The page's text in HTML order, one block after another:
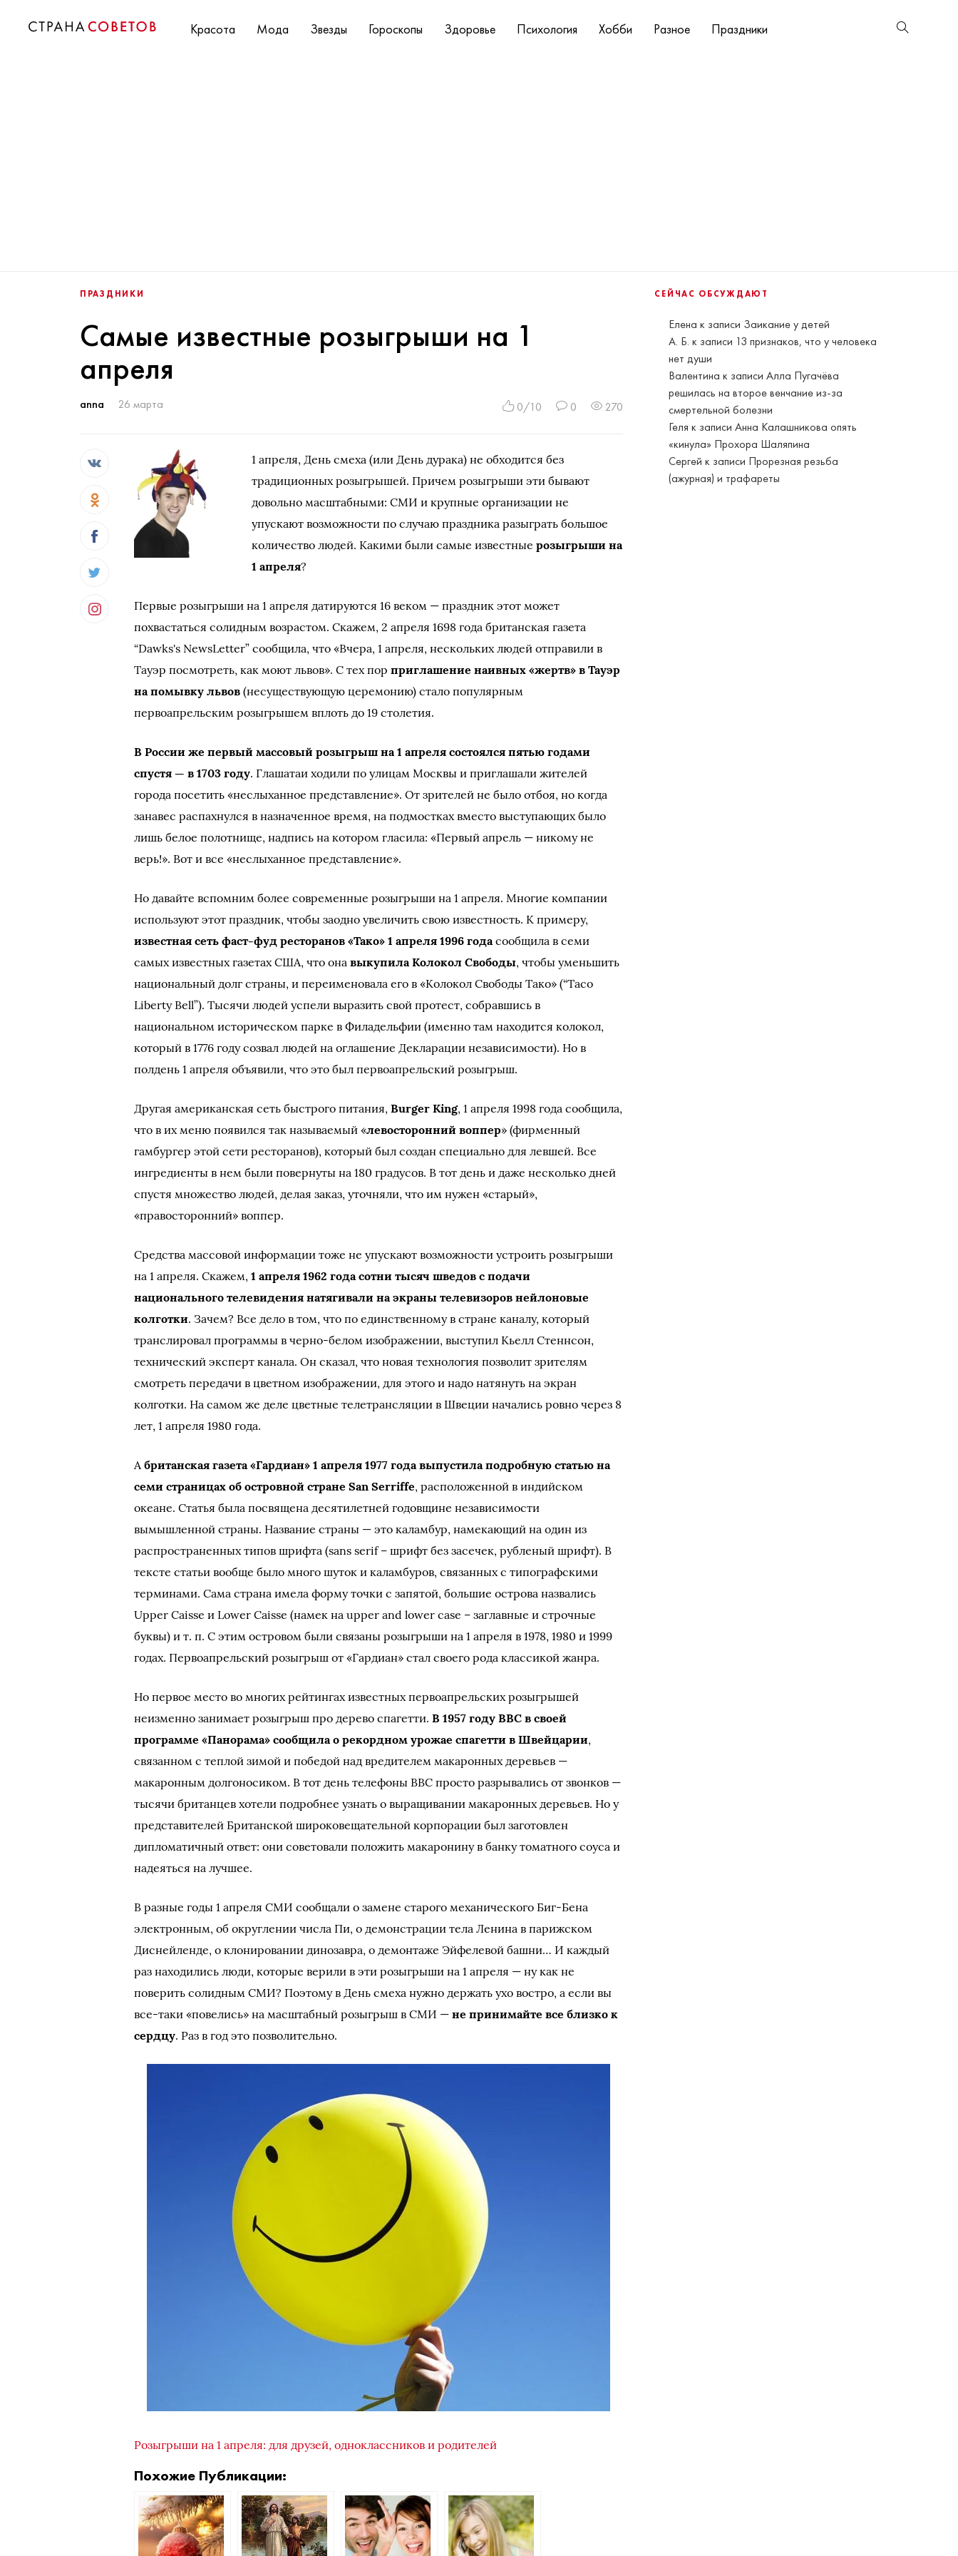
Красота Мода Звезды Гороскопы Здоровье Психология Хобби Разное Праздники
СЕЙЧАС ОБСУЖДАЮТ
Елена к записи Заикание у детей
А. Б. к записи 13 признаков, что у человека
нет души
Валентина к записиАлла Пугачёва
решилась на второе венчание из-за
смертельной болезни
Геля к записиАнна Калашникова опять
«кинула» Прохора Шаляпина
Сергей к записи Прорезная резьба
(ажурная) и трафареты
ПРАЗДНИКИ
Самые известные розыгрыши на 1
апреля
anna 26 марта 0/10 0 270
1 апреля, День смеха (или День дурака) не обходится без
традиционных розыгрышей. Причем розыгрыши эти бывают
довольно масштабными: СМИ и крупные организации не
упускают возможности по случаю праздника разыграть большое
количество людей. Какими были самые известныерозыгрыши на
1 апреля?
Первые розыгрыши на 1 апреля датируются 16 веком — праздник этот может
похвастаться солидным возрастом. Скажем, 2 апреля 1698 года британская газета
“Dawks's NewsLetter” сообщила, что «Вчера, 1 апреля, нескольких людей отправили в
Тауэр посмотреть, как моют львов». С тех порприглашение наивных «жертв» в Тауэр
на помывку львов (несуществующую церемонию) стало популярным
первоапрельским розыгрышем вплоть до 19 столетия.
В России же первый массовый розыгрыш на 1 апреля состоялся пятью годами
спустя — в 1703 году. Глашатаи ходили по улицам Москвы и приглашали жителей
города посетить «неслыханное представление». От зрителей не было отбоя, но когда
занавес распахнулся в назначенное время, на подмостках вместо выступающих было
лишь белое полотнище, надпись на котором гласила: «Первый апрель — никому не
верь!». Вот и все «неслыханное представление».
Но давайте вспомним более современные розыгрыши на 1 апреля. Многие компании
используют этот праздник, чтобы заодно увеличить свою известность. К примеру,
известная сеть фаст-фуд ресторанов «Тако» 1 апреля 1996 годасообщила в семи
самых известных газетах США, что онавыкупила Колокол Свободы, чтобы уменьшить
национальный долг страны, и переименовала его в «Колокол Свободы Тако» (“Taco
Liberty Bell”). Тысячи людей успели выразить свой протест, собравшись в
национальном историческом парке в Филадельфии (именно там находится колокол,
который в 1776 году созвал людей на оглашение Декларации независимости). Но в
полдень 1 апреля объявили, что это был первоапрельский розыгрыш.
Другая американская сеть быстрого питания,Burger King, 1 апреля 1998 года сообщила,
что в их меню появился так называемый «левосторонний воппер» (фирменный
гамбургер этой сети ресторанов), который был создан специально для левшей. Все
ингредиенты в нем были повернуты на 180 градусов. В тот день и даже несколько дней
спустя множество людей, делая заказ, уточняли, что им нужен «старый»,
«правосторонний» воппер.
Средства массовой информации тоже не упускают возможности устроить розыгрыши
на 1 апреля. Скажем,1 апреля 1962 года сотни тысяч шведов с подачи
национального телевидения натягивали на экраны телевизоров нейлоновые
колготки. Зачем? Все дело в том, что по единственному в стране каналу, который
транслировал программы в черно-белом изображении, выступил Кьелл Стеннсон,
технический эксперт канала. Он сказал, что новая технология позволит зрителям
смотреть передачи в цветном изображении, для этого и надо натянуть на экран
колготки. На самом же деле цветные телетрансляции в Швеции начались ровно через 8
лет, 1 апреля 1980 года.
Абританская газета «Гардиан» 1 апреля 1977 года выпустила подробную статью на
семи страницах об островной стране San Serriffe, расположенной в индийском
океане. Статья была посвящена десятилетней годовщине независимости
вымышленной страны. Название страны — это каламбур, намекающий на один из
распространенных типов шрифта (sans serif – шрифт без засечек, рубленый шрифт). В
тексте статьи вообще было много шуток и каламбуров, связанных с типографскими
терминами. Сама страна имела форму точки с запятой, большие острова назвались
Upper Caisse и Lower Caisse (намек на upper and lower case – заглавные и строчные
буквы) и т. п. C этим островом были связаны розыгрыши на 1 апреля в 1978, 1980 и 1999
годах. Первоапрельский розыгрыш от «Гардиан» стал своего рода классикой жанра.
Но первое место во многих рейтингах известных первоапрельских розыгрышей
неизменно занимает розыгрыш про дерево спагетти.В 1957 году ВВС в своей
программе «Панорама» сообщила о рекордном урожае спагетти в Швейцарии,
связанном с теплой зимой и победой над вредителем макаронных деревьев —
макаронным долгоносиком. В тот день телефоны ВВС просто разрывались от звонков —
тысячи британцев хотели подробнее узнать о выращивании макаронных деревьев. Но у
представителей Британской широковещательной корпорации был заготовлен
дипломатичный ответ: они советовали положить макаронину в банку томатного соуса и
надеяться на лучшее.
В разные годы 1 апреля СМИ сообщали о замене старого механического Биг-Бена
электронным, об округлении числа Пи, о демонстрации тела Ленина в парижском
Диснейленде, о клонировании динозавра, о демонтаже Эйфелевой башни… И каждый
раз находились люди, которые верили в эти розыгрыши на 1 апреля — ну как не
поверить солидным СМИ? Поэтому в День смеха нужно держать ухо востро, а если вы
все-таки «повелись» на масштабный розыгрыш в СМИ —не принимайте все близко к
сердцу. Раз в год это позволительно.
Розыгрыши на 1 апреля: для друзей, одноклассников и родителей
Похожие Публикации: